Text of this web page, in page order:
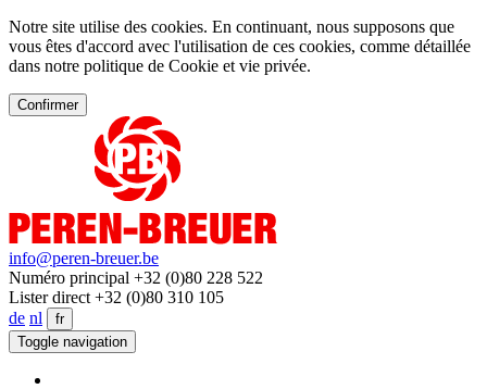
Notre site utilise des cookies. En continuant, nous supposons que
vous êtes d'accord avec l'utilisation de ces cookies, comme détaillée
dans notre politique de Cookie et vie privée.
Confirmer
info@peren-breuer.be
Numéro principal +32 (0)80 228 522
Lister direct +32 (0)80 310 105
de nl
fr
Toggle navigation